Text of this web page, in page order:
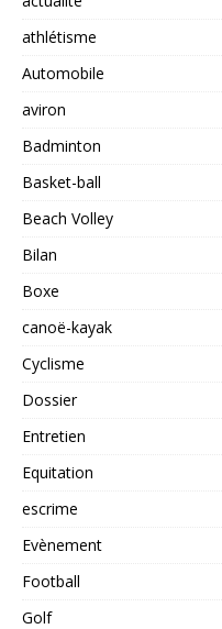
athlétisme
Automobile
aviron
Badminton
Basket-ball
Beach Volley
Bilan
Boxe
canoë-kayak
Cyclisme
Dossier
Entretien
Equitation
escrime
Evènement
Football
Golf